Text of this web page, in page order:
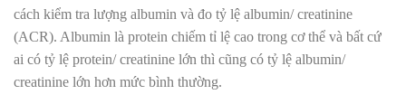
cách kiểm tra lượng albumin và đo tỷ lệ albumin/ creatinine
(ACR). Albumin là protein chiếm tỉ lệ cao trong cơ thể và bất cứ
ai có tỷ lệ protein/ creatinine lớn thì cũng có tỷ lệ albumin/
creatinine lớn hơn mức bình thường.